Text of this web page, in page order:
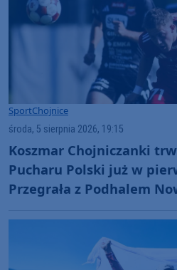
SportChojnice
środa, 5 sierpnia 2026, 19:15
Koszmar Chojniczanki
Pucharu Polski już w
Przegrała z Podhalem